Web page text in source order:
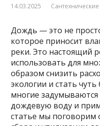
14.03.2025
Дождь — это не
которое приносит
реки. Это настоящий
использовать для
образом снизить
экологии и стать
многие задумываются
дождевую воду и
статье мы поговорим